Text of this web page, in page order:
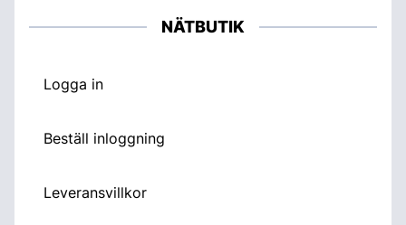
NÄTBUTIK
Logga in
Beställ inloggning
Leveransvillkor